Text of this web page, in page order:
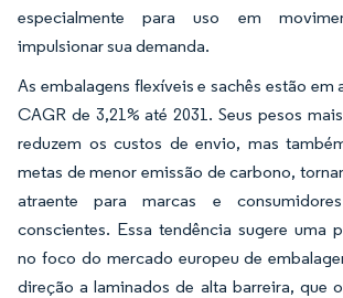
especialmente para uso em
impulsionar sua demanda.
As embalagens flexíveis e sachês estão em
CAGR de 3,21% até 2031. Seus pesos
reduzem os custos de envio, mas
metas de menor emissão de carbono,
atraente para marcas e consumidores
conscientes. Essa tendência sugere uma
no foco do mercado europeu de
direção a laminados de alta barreira, que